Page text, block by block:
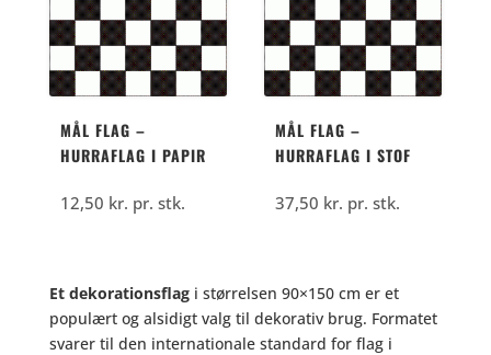
MÅL FLAG –
HURRAFLAG I PAPIR
12,50 kr. pr. stk.
MÅL FLAG –
HURRAFLAG I STOF
37,50 kr. pr. stk.
Et dekorationsflagi størrelsen 90×150 cm er et
populært og alsidigt valg til dekorativ brug. Formatet
svarer til den internationale standard for flag i